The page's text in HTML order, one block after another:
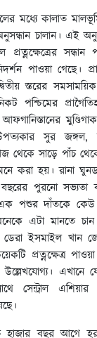
মধ্যে কালাত
অনুসন্ধান চালান। এই
সন্ধান
পাওয়া গেছে।
স্তরের
পশ্চিমের
সুর জঙ্গল,
থেকে সাড়ে পাঁচ
করা হয়। রানা
বছরের পুরনো
এক পশুর দাঁতকে
এটা মানতে
ইসমাইল খান
প্রত্নক্ষেত্র
এখানে
সেন্ট্রাল এশিয়ার
বছর আগে